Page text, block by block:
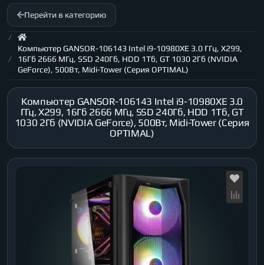
Перейти в категорию
Компьютер GANSOR-106143 Intel i9-10980XE 3.0 ГГц, X299,
16Гб 2666 МГц, SSD 240Гб, HDD 1Тб, GT 1030 2Гб (NVIDIA
GeForce), 500Вт, Midi-Tower (Серия OPTIMAL)
Компьютер GANSOR-106143 Intel i9-10980XE 3.0
ГГц, X299, 16Гб 2666 МГц, SSD 240Гб, HDD 1Тб, GT
1030 2Гб (NVIDIA GeForce), 500Вт, Midi-Tower (Серия
OPTIMAL)